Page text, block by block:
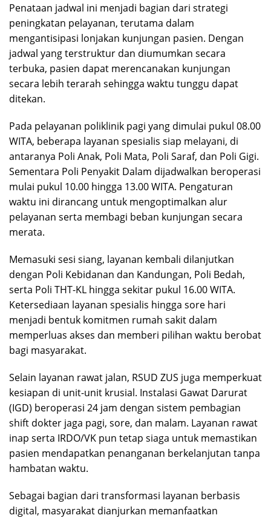
Penataan jadwal ini menjadi bagian dari strategi
peningkatan pelayanan, terutama dalam
mengantisipasi lonjakan kunjungan pasien. Dengan
jadwal yang terstruktur dan diumumkan secara
terbuka, pasien dapat merencanakan kunjungan
secara lebih terarah sehingga waktu tunggu dapat
ditekan.
Pada pelayanan poliklinik pagi yang dimulai pukul 08.00
WITA, beberapa layanan spesialis siap melayani, di
antaranya Poli Anak, Poli Mata, Poli Saraf, dan Poli Gigi.
Sementara Poli Penyakit Dalam dijadwalkan beroperasi
mulai pukul 10.00 hingga 13.00 WITA. Pengaturan
waktu ini dirancang untuk mengoptimalkan alur
pelayanan serta membagi beban kunjungan secara
merata.
Memasuki sesi siang, layanan kembali dilanjutkan
dengan Poli Kebidanan dan Kandungan, Poli Bedah,
serta Poli THT-KL hingga sekitar pukul 16.00 WITA.
Ketersediaan layanan spesialis hingga sore hari
menjadi bentuk komitmen rumah sakit dalam
memperluas akses dan memberi pilihan waktu berobat
bagi masyarakat.
Selain layanan rawat jalan, RSUD ZUS juga memperkuat
kesiapan di unit-unit krusial. Instalasi Gawat Darurat
(IGD) beroperasi 24 jam dengan sistem pembagian
shift dokter jaga pagi, sore, dan malam. Layanan rawat
inap serta IRDO/VK pun tetap siaga untuk memastikan
pasien mendapatkan penanganan berkelanjutan tanpa
hambatan waktu.
Sebagai bagian dari transformasi layanan berbasis
digital, masyarakat dianjurkan memanfaatkan